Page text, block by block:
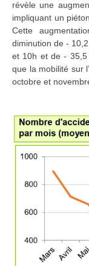
révèle une
impliquant un
Cette
diminution de -
et 10h et de - 35,5
que la mobilité sur
octobre et